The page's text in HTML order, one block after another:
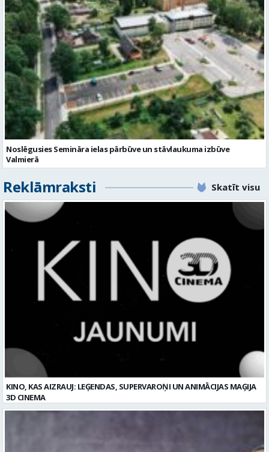
Noslēgusies Semināra ielas pārbūve un stāvlaukuma izbūve
Valmierā
Reklāmraksti Skatīt visu
KINO, KAS AIZRAUJ: LEĢENDAS, SUPERVAROŅI UN ANIMĀCIJAS MAĢIJA
3D CINEMA